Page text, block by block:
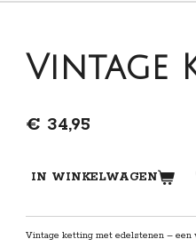
Vintage
€ 34,95
IN WINKELWAGEN
Vintage ketting met edelstenen – een